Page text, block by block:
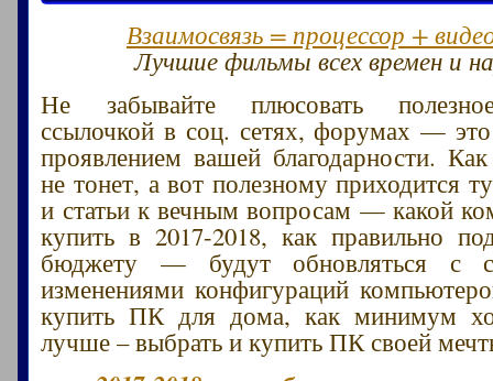
Взаимосвязь = процессор +
Лучшие фильмы всех времен и
Не забывайте плюсовать
ссылочкой в соц. сетях, форумах —
проявлением вашей благодарности.
не тонет, а вот полезному приходится
и статьи к вечным вопросам — какой
купить в 2017-2018, как правильно
бюджету — будут обновляться с
изменениями конфигураций
купить ПК для дома, как минимум
лучше – выбрать и купить ПК своей